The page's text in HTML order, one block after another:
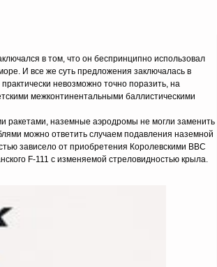
в том, что он беспринципно использовал
И все же суть предложения заключалась в
невозможно точно поразить, на
межконтинентальными баллистическими
ракетами, наземные аэродромы не могли заменить
можно ответить случаем подавления наземной
зависело от приобретения Королевскими ВВС
F-111 с изменяемой стреловидностью крыла.